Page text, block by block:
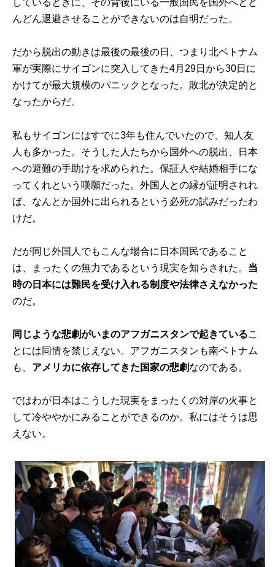
しているときに、その背後にいる一般国民を国外へとど
んどん退避させることができないのは自明だった。
だから脱出の動きは最後の最後の日、つまり北ベトナム
軍が実際にサイゴンに突入してきた4月29日から30日に
かけてが最大規模のパニックとなった。敗北が決定的と
なったからだ。
私もサイゴンにはすでに3年も住んでいたので、知人友
人も多かった。そうした人たちから国外への脱出、日本
への避難の手助けを求められた。保証人や結婚相手にな
ってくれという嘆願だった。外国人との縁が証明されれ
ば、なんとか国外に出られるという必死の試みだったわ
けだ。
だが同じ外国人でもこんな場合に日本国民であること
は、まったくの無力であるという現実を知らされた。 当
時の日本には難民を受け入れる制度や法律さえなかった
のだ。
同じような悲劇がいまのアフガニスタンで起きているこ
とには同情を禁じえない。アフガニスタンも南ベトナム
も、 アメリカに依存してきた国家の悲劇 なのである。
ではわが日本はこうした現実をまったくの対岸の火事と
して冷ややかにみることができるのか。私にはそうは思
えない。